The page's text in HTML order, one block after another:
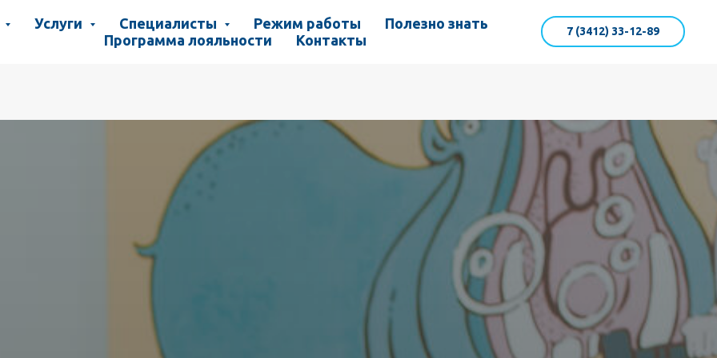
Услуги Специалисты Режим работы
Полезно знать
Программа лояльности
Контакты
7 (3412) 33-12-89